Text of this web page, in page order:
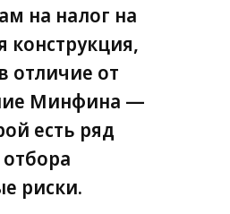
на налог на
конструкция,
отличие от
Минфина —
есть ряд
риски.